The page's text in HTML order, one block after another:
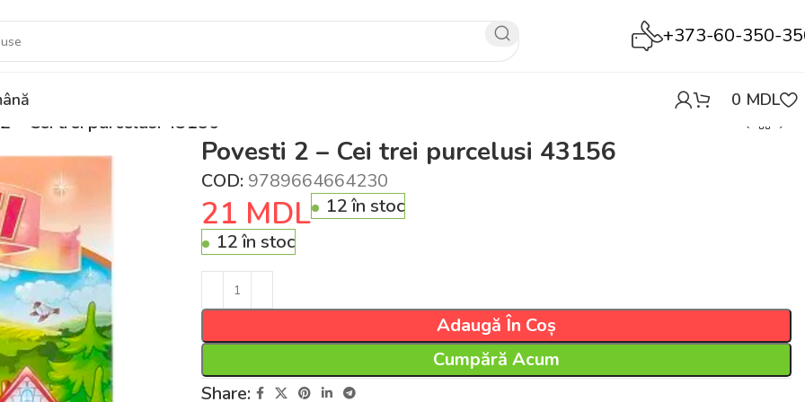
+373-60-350-
0 MDL
– Cei trei purcelusi 43156
Povesti 2 – Cei trei purcelusi 43156
COD: 9789664664230
21 MDL
12 în stoc
12 în stoc
Adaugă În Coș
Cumpără Acum
Share: